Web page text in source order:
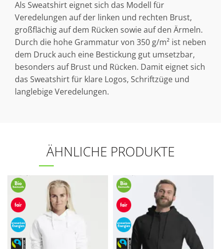
Als Sweatshirt eignet sich das Modell für
Veredelungen auf der linken und rechten Brust,
großflächig auf dem Rücken sowie auf den Ärmeln.
Durch die hohe Grammatur von 350 g/m² ist neben
dem Druck auch eine Bestickung gut umsetzbar,
besonders auf Brust und Rücken. Damit eignet sich
das Sweatshirt für klare Logos, Schriftzüge und
langlebige Veredelungen.
ÄHNLICHE PRODUKTE